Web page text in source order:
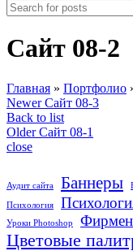
Сайт 08-2
Главная » Портфолио
Newer Сайт 08-3
Back to list
Older Сайт 08-1
close
Аудит сайта Баннеры
Психология
Уроки Photoshop
Цветовые